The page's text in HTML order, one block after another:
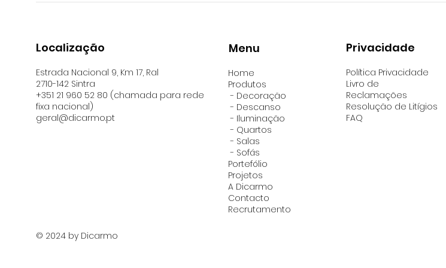
Estrada Nacional 9, Km 17, Ral
2710-142 Sintra
+351 21 960 52 80 (chamada para rede
fixa nacional)
geral@dicarmo.pt
Localização
Home
Produtos
- Decoração
- Descanso
- Iluminação
- Quartos
- Salas
- Sofás
Portefólio
Projetos
A Dicarmo
Contacto
Recrutamento
Menu
Política Privacidade
Livro de
Reclamações
Resolução de Litígios
FAQ
Privacidade
© 2024 by Dicarmo